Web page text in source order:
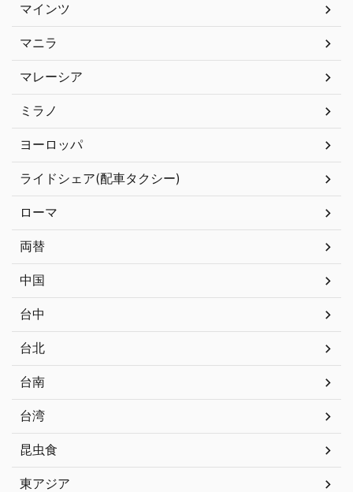
マインツ
マニラ
マレーシア
ミラノ
ヨーロッパ
ライドシェア(配車タクシー)
ローマ
両替
中国
台中
台北
台南
台湾
昆虫食
東アジア